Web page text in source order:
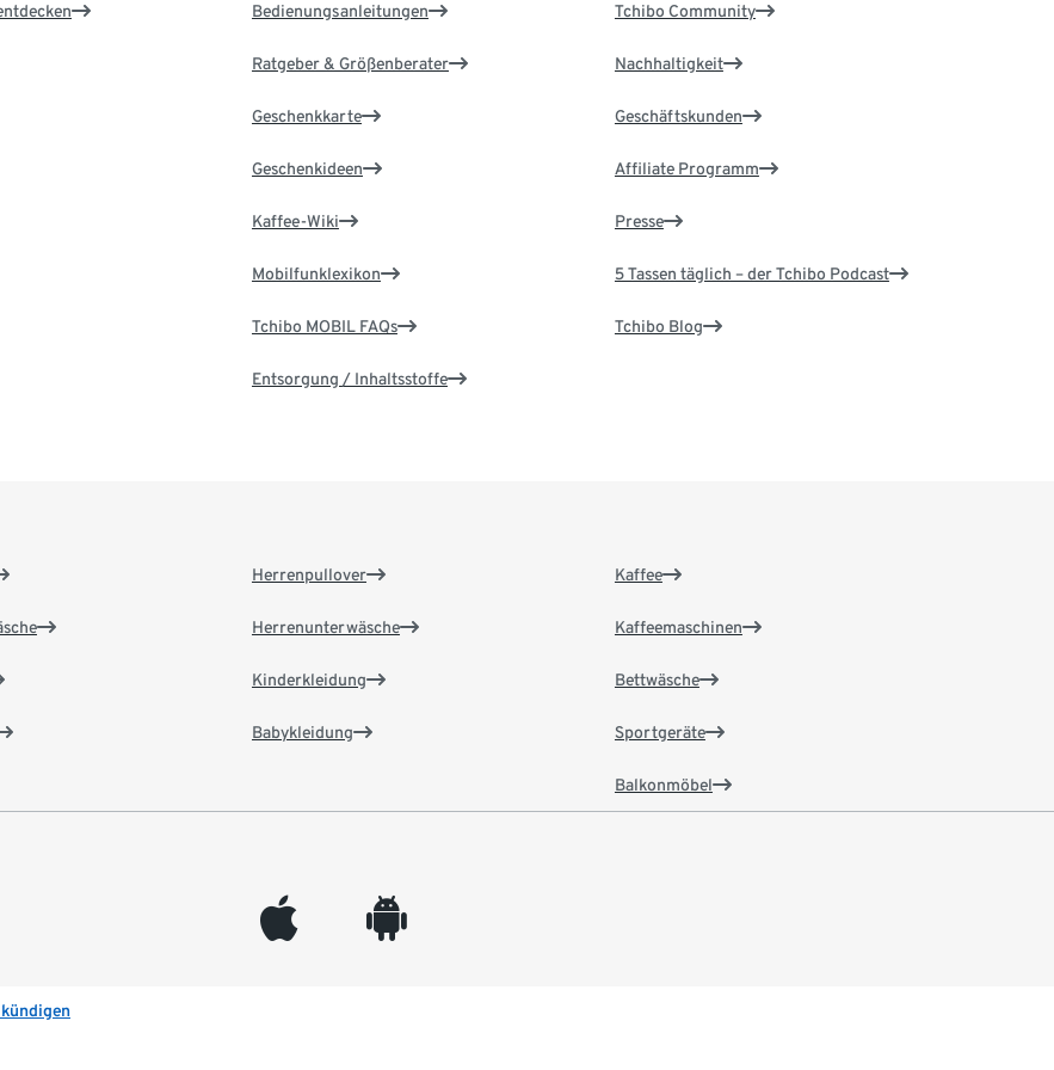
Bedienungsanleitungen
Ratgeber & Größenberater
Geschenkkarte
Geschenkideen
Kaffee-Wiki
Mobilfunklexikon
Tchibo MOBIL FAQs
Entsorgung / Inhaltsstoffe
Tchibo Community
Nachhaltigkeit
Geschäftskunden
Affiliate Programm
Presse
5 Tassen täglich – der Tchibo Podcast
Tchibo Blog
Herrenpullover
Herrenunterwäsche
Kinderkleidung
Babykleidung
Kaffee
Kaffeemaschinen
Bettwäsche
Sportgeräte
Balkonmöbel
appleinc android